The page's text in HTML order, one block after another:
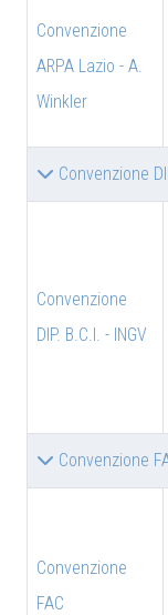
Convenzione
ARPA Lazio - A.
Winkler
Convenzione
Convenzione
DIP. B.C.I. - INGV
Convenzione
Convenzione
FAC